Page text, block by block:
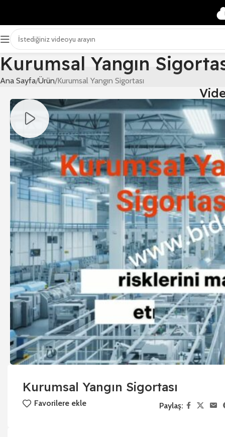
Kurumsal Yangın
Ana Sayfa Ürün Kurumsal Yangın Sigortası
Kurumsal Yangın Sigortası
Favorilere ekle Paylaş: